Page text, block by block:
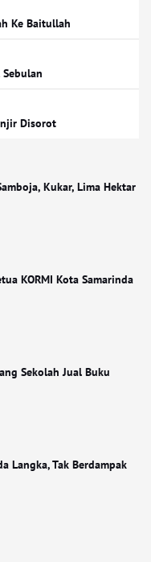
Ke Baitullah
Disorot
Kukar, Lima Hektar
KORMI Kota Samarinda
Sekolah Jual Buku
Langka, Tak Berdampak